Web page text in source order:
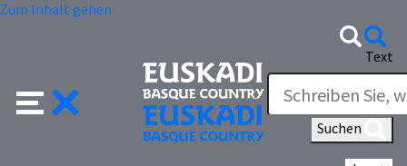
Zum Inhalt gehen
Text
Suchen